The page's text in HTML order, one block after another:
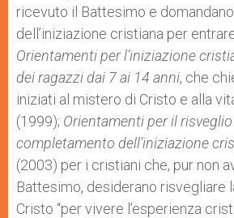
ricevuto il Battesimo e
dell’iniziazione cristiana per
Orientamenti per l’iniziazione
dei ragazzi dai 7 ai 14 anni, che
iniziati al mistero di Cristo e alla
(1999); Orientamenti per il
completamento dell’iniziazione
(2003) per i cristiani che, pur non
Battesimo, desiderano risvegliare
Cristo “per vivere l’esperienza